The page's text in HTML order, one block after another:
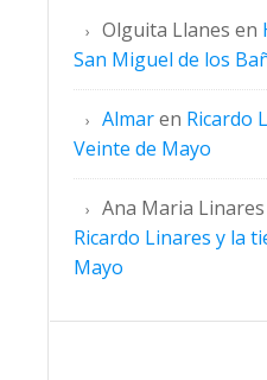
Olguita Llanes en
San Miguel de los
Almaren Ricardo
Veinte de Mayo
Ana Maria
Ricardo Linares y la
Mayo